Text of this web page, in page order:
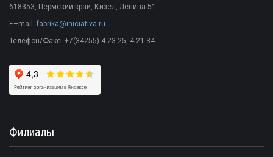
618353 Пермский край Кизел Ленина 51
E–mail: fabrika@iniciativa.ru
Телефон/Факс: +7(34255) 4-23-25 , 4-21-34
Филиалы